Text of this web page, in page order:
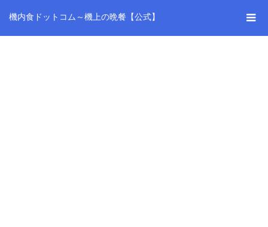
機内食ドットコム～機上の晩餐【公式】